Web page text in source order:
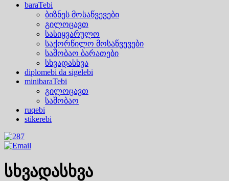
baraTebi
ბიზნეს მოსაწვევები
გილოცავთ
სასიყვარულო
საქორწილო მოსაწვევები
საშობაო ბარათები
სხვადასხვა
diplomebi da sigelebi
minibaraTebi
გილოცავთ
საშობაო
ruqebi
stikerebi
სხვადასხვა